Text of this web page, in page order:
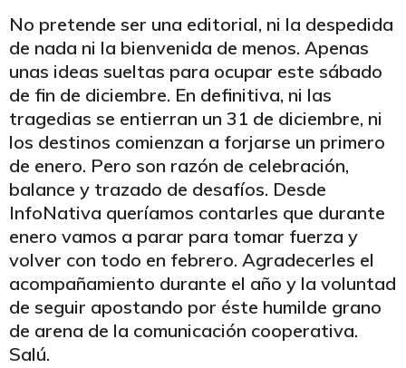
No pretende ser una editorial, ni la despedida
de nada ni la bienvenida de menos. Apenas
unas ideas sueltas para ocupar este sábado
de fin de diciembre. En definitiva, ni las
tragedias se entierran un 31 de diciembre, ni
los destinos comienzan a forjarse un primero
de enero. Pero son razón de celebración,
balance y trazado de desafíos. Desde
InfoNativa queríamos contarles que durante
enero vamos a parar para tomar fuerza y
volver con todo en febrero. Agradecerles el
acompañamiento durante el año y la voluntad
de seguir apostando por éste humilde grano
de arena de la comunicación cooperativa.
Salú.